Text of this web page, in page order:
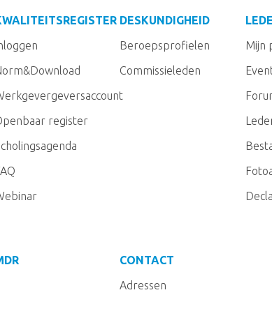
register
DESKUNDIGHEID
Beroepsprofielen
Commissieleden
Mijn
CONTACT
Adressen